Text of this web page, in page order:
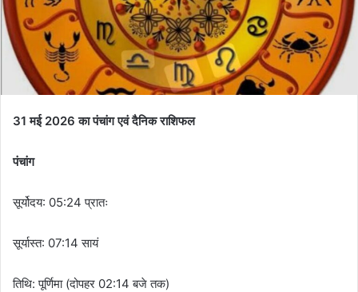
31 मई 2026 का पंचांग एवं दैनिक राशिफल
पंचांग
सूर्योदय: 05:24 प्रातः
सूर्यास्त: 07:14 सायं
तिथि: पूर्णिमा (दोपहर 02:14 बजे तक)